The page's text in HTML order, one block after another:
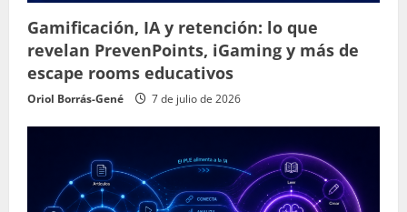
Gamificación, IA y retención: lo que
revelan PrevenPoints, iGaming y más de
escape rooms educativos
Oriol Borrás-Gené 7 de julio de 2026